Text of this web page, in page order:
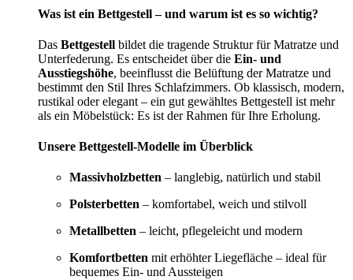
Was ist ein Bettgestell – und warum ist es so wichtig?
Das Bettgestell bildet die tragende Struktur für Matratze und
Unterfederung. Es entscheidet über die Ein- und
Ausstiegshöhe, beeinflusst die Belüftung der Matratze und
bestimmt den Stil Ihres Schlafzimmers. Ob klassisch, modern,
rustikal oder elegant – ein gut gewähltes Bettgestell ist mehr
als ein Möbelstück: Es ist der Rahmen für Ihre Erholung.
Unsere Bettgestell-Modelle im Überblick
Massivholzbetten – langlebig, natürlich und stabil
Polsterbetten – komfortabel, weich und stilvoll
Metallbetten – leicht, pflegeleicht und modern
Komfortbetten mit erhöhter Liegefläche – ideal für
bequemes Ein- und Aussteigen